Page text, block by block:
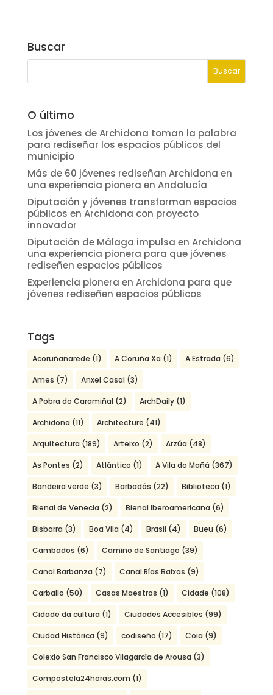
Buscar
O último
Los jóvenes de Archidona toman la palabra
para rediseñar los espacios públicos del
municipio
Más de 60 jóvenes rediseñan Archidona en
una experiencia pionera en Andalucía
Diputación y jóvenes transforman espacios
públicos en Archidona con proyecto
innovador
Diputación de Málaga impulsa en Archidona
una experiencia pionera para que jóvenes
rediseñen espacios públicos
Experiencia pionera en Archidona para que
jóvenes rediseñen espacios públicos
Tags
Acoruñanarede (1) A Coruña Xa (1) A Estrada (6)
Ames (7) Anxel Casal (3)
A Pobra do Caramiñal (2) ArchDaily(1)
Archidona (11) Architecture (41)
Arquitectura (189) Arteixo (2) Arzúa (48)
As Pontes (2) Atlántico (1) A Vila do Mañá (367)
Bandeira verde (3) Barbadás (22) Biblioteca (1)
Bienal de Venecia (2) Bienal Iberoamericana (6)
Bisbarra (3) Boa Vila (4) Brasil (4) Bueu (6)
Cambados (6) Camino de Santiago (39)
Canal Barbanza (7) Canal Rías Baixas (9)
Carballo (50) Casas Maestros (1) Cidade (108)
Cidade da cultura (1) Ciudades Accesibles (99)
Ciudad Histórica (9) codiseño (17) Coia (9)
Colexio San Francisco Vilagarcía de Arousa (3)
Compostela24horas.com (1)